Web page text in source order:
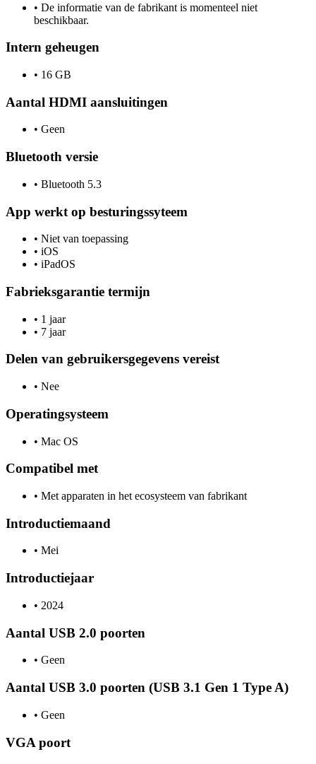
• De informatie van de fabrikant is momenteel niet
beschikbaar.
Intern geheugen
• 16 GB
Aantal HDMI aansluitingen
• Geen
Bluetooth versie
• Bluetooth 5.3
App werkt op besturingssyteem
• Niet van toepassing
• iOS
• iPadOS
Fabrieksgarantie termijn
• 1 jaar
• 7 jaar
Delen van gebruikersgegevens vereist
• Nee
Operatingsysteem
• Mac OS
Compatibel met
• Met apparaten in het ecosysteem van fabrikant
Introductiemaand
• Mei
Introductiejaar
• 2024
Aantal USB 2.0 poorten
• Geen
Aantal USB 3.0 poorten (USB 3.1 Gen 1 Type A)
• Geen
VGA poort